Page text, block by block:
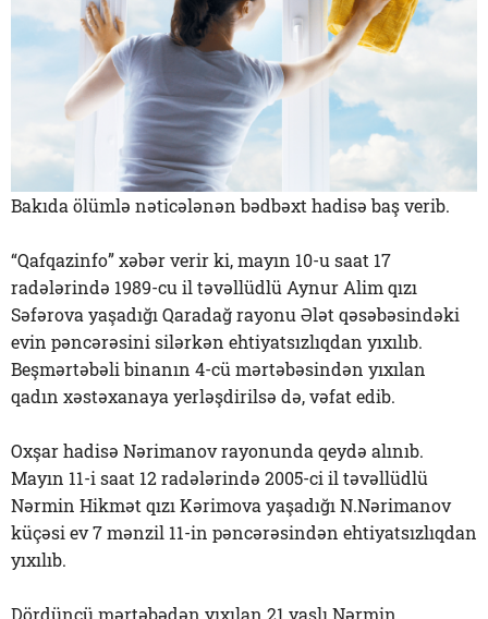
Bakıda ölümlə nəticələnən bədbəxt hadisə baş verib.
“Qafqazinfo” xəbər verir ki, mayın 10-u saat 17
radələrində 1989-cu il təvəllüdlü Aynur Alim qızı
Səfərova yaşadığı Qaradağ rayonu Ələt qəsəbəsindəki
evin pəncərəsini silərkən ehtiyatsızlıqdan yıxılıb.
Beşmərtəbəli binanın 4-cü mərtəbəsindən yıxılan
qadın xəstəxanaya yerləşdirilsə də, vəfat edib.
Oxşar hadisə Nərimanov rayonunda qeydə alınıb.
Mayın 11-i saat 12 radələrində 2005-ci il təvəllüdlü
Nərmin Hikmət qızı Kərimova yaşadığı N.Nərimanov
küçəsi ev 7 mənzil 11-in pəncərəsindən ehtiyatsızlıqdan
yıxılıb.